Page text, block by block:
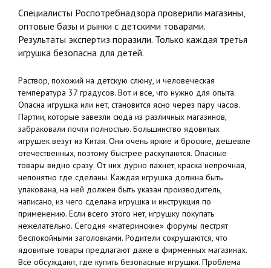
Специалисты Роспотребнадзора проверили магазины,
оптовые базы и рынки с детскими товарами.
Результаты экспертиз поразили. Только каждая третья
игрушка безопасна для детей.
Раствор, похожий на детскую слюну, и человеческая
температура 37 градусов. Вот и все, что нужно для опыта.
Опасна игрушка или нет, становится ясно через пару часов.
Партии, которые завезли сюда из различных магазинов,
забраковали почти полностью. Большинство ядовитых
игрушек везут из Китая. Они очень яркие и броские, дешевле
отечественных, поэтому быстрее раскупаются. Опасные
товары видно сразу. От них дурно пахнет, краска непрочная,
непонятно где сделаны. Каждая игрушка должна быть
упакована, на ней должен быть указан производитель,
написано, из чего сделана игрушка и инструкция по
применению. Если всего этого нет, игрушку покупать
нежелательно. Сегодня «материнские» форумы пестрят
беспокойными заголовками. Родители сокрушаются, что
ядовитые товары предлагают даже в фирменных магазинах.
Все обсуждают, где купить безопасные игрушки. Проблема